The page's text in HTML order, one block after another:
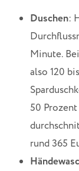
Duschen:
Minute.
also 120
50
rund 365